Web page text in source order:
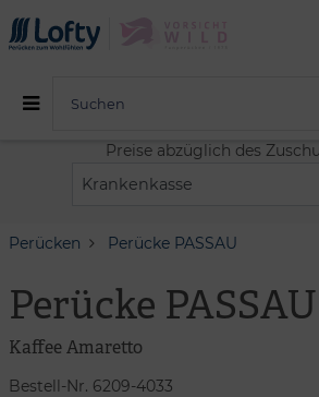
Preise abzüglich des
Perücken Perücke PASSAU
Perücke PASSAU
Kaffee Amaretto
Bestell-Nr. 6209-4033